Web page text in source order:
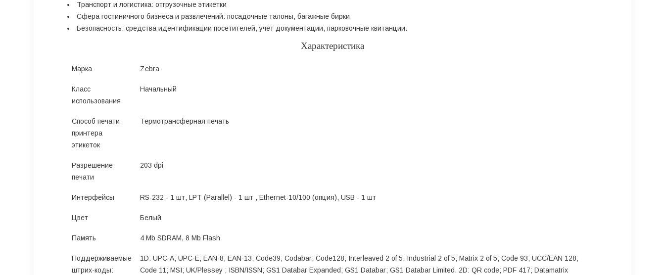
Транспорт и логистика: отгрузочные этикетки
Сфера гостиничного бизнеса и развлечений: посадочные талоны, багажные бирки
Безопасность: средства идентификации посетителей, учёт документации, парковочные квитанции.
Характеристика
Марка Zebra
Класс
использования
Начальный
Способ печати
принтера
этикеток
Термотрансферная печать
Разрешение
печати
203 dpi
Интерфейсы RS-232 - 1 шт, LPT (Parallel) - 1 шт , Ethernet-10/100 (опция), USB - 1 шт
Цвет Белый
Память 4 Mb SDRAM, 8 Mb Flash
Поддерживаемые
штрих-коды:
1D: UPC-A; UPC-E; EAN-8; EAN-13; Code39; Codabar; Code128; Interleaved 2 of 5; Industrial 2 of 5; Matrix 2 of 5; Code 93; UCC/EAN 128;
Code 11; MSI; UK/Plessey ; ISBN/ISSN; GS1 Databar Expanded; GS1 Databar; GS1 Databar Limited. 2D: QR code; PDF 417; Datamatrix